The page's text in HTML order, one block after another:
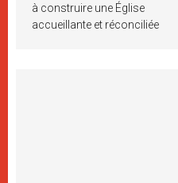
à construire une Église
accueillante et réconciliée